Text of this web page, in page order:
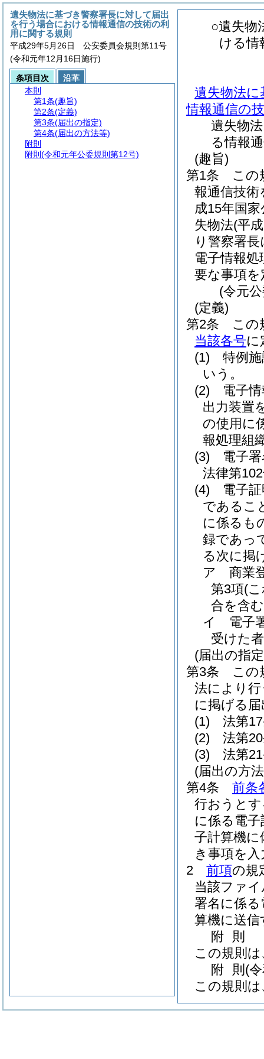
○遺失物
ける情
遺失物法
情報通信の
遺失物
る情報
(趣旨)
第1条
この
報通信技
成15年国
失物法(平
り警察署
電子情報
要な事項
(令元
(定義)
第2条
この
当該各号に
(1)
特例
いう。
(2)
電子
出力装置
の使用に
報処理組
(3)
電子
法律第
(4)
電子
であるこ
に係るも
録であっ
る次に掲
ア
商業
第3項(
合を含
イ
電子
受けた
(届出の指
第3条
この
法により
に掲げる
(1)
法第
(2)
法第
(3)
法第
(届出の方
第4条
前条
行おうと
に係る電
子計算機
き事項を
2
前項の規
当該ファ
署名に係
算機に送
附 則
この規則
附 則 (
この規則
遺失物法に基づき警察署長に対して届出
を行う場合における情報通信の技術の利
用に関する規則
平成29年5月26日 公安委員会規則第11号
(令和元年12月16日施行)
条項目次
沿革
本則
第1条(趣旨)
第2条(定義)
第3条(届出の指定)
第4条(届出の方法等)
附則
附則 (令和元年公委規則第12号)